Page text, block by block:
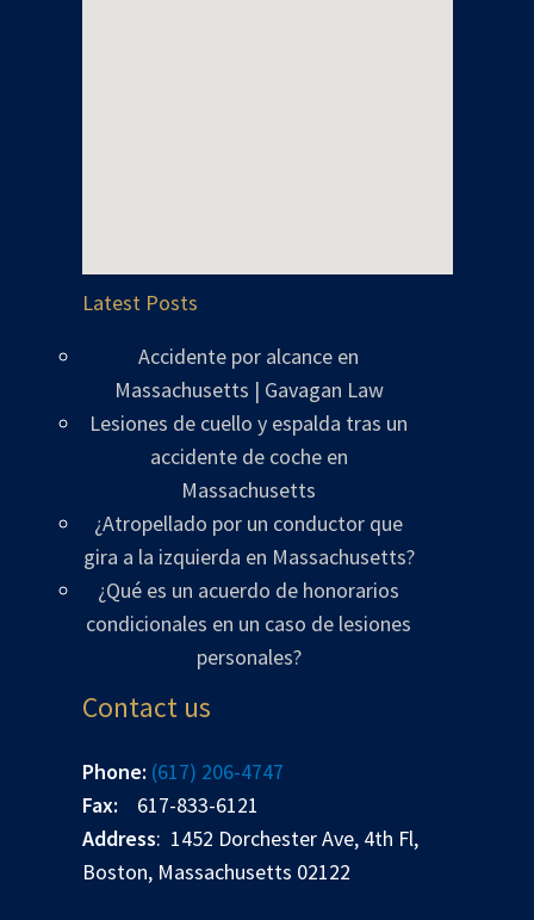
Latest Posts
Accidente por alcance en
Massachusetts | Gavagan Law
Lesiones de cuello y espalda tras un
accidente de coche en
Massachusetts
¿Atropellado por un conductor que
gira a la izquierda en Massachusetts?
¿Qué es un acuerdo de honorarios
condicionales en un caso de lesiones
personales?
Contact us
Phone: (617) 206-4747
Fax: 617-833-6121
Address: 1452 Dorchester Ave, 4th Fl,
Boston, Massachusetts 02122